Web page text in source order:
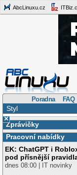
AbcLinuxu.cz
Poradna FAQ
Styl
×
Zprávičky
Pracovní nabídky
EK: ChatGPT i
pod přísnější
dnes 08:00 | IT novinky